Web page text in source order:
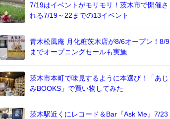
7/19はイベントがモリモリ！茨木市で開催さ
れる7/19～22までの13イベント
青木松風庵 月化粧茨木店が8/6オープン！8/9
までオープニングセールも実施
茨木市本町で味見するように本選び！「あじ
みBOOKS」で買い物してみた
茨木駅近くにレコード＆Bar『Ask Me』7/23